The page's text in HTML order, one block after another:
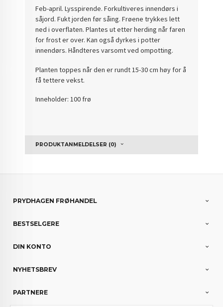
Feb-april. Lysspirende. Forkultiveres innendørs i
såjord. Fukt jorden før såing. Frøene trykkes lett
ned i overflaten. Plantes ut etter herding når faren
for frost er over. Kan også dyrkes i potter
innendørs. Håndteres varsomt ved ompotting.
Planten toppes når den er rundt 15-30 cm høy for å
få tettere vekst.
Inneholder: 100 frø
PRODUKTANMELDELSER (0)
PRYDHAGEN FRØHANDEL
BESTSELGERE
DIN KONTO
NYHETSBREV
PARTNERE